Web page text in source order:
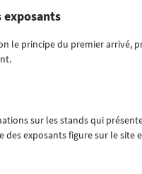
le principe du premier arrivé,
sur les stands qui
des exposants figure sur le site